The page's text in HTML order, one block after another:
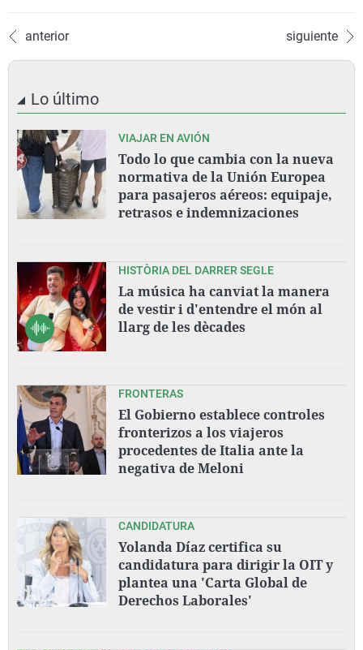
anterior siguiente
Lo último
VIAJAR EN AVIÓN
Todo lo que cambia con la nueva
normativa de la Unión Europea
para pasajeros aéreos: equipaje,
retrasos e indemnizaciones
HISTÒRIA DEL DARRER SEGLE
La música ha canviat la manera
de vestir i d'entendre el món al
llarg de les dècades
FRONTERAS
El Gobierno establece controles
fronterizos a los viajeros
procedentes de Italia ante la
negativa de Meloni
CANDIDATURA
Yolanda Díaz certifica su
candidatura para dirigir la OIT y
plantea una 'Carta Global de
Derechos Laborales'